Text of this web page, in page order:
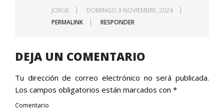
JORGE
DOMINGO 3 NOVIEMBRE, 2024
PERMALINK
RESPONDER
DEJA UN COMENTARIO
Tu dirección de correo electrónico no será publicada.
Los campos obligatorios están marcados con *
Comentario